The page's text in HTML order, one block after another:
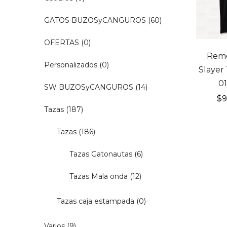
20%
Slayer
$
GATOS BUZOSyCANGUROS (60)
OFERTAS (0)
Personalizados (0)
SW BUZOSyCANGUROS (14)
Tazas (187)
Tazas (186)
Tazas Gatonautas (6)
Tazas Mala onda (12)
Tazas caja estampada (0)